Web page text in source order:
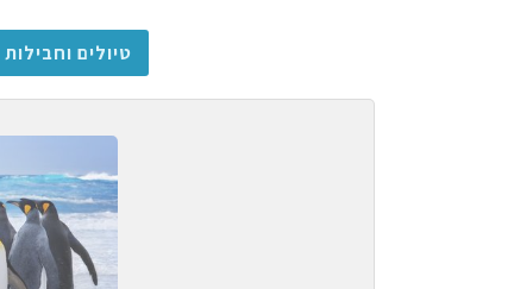
טיולים וחבילות